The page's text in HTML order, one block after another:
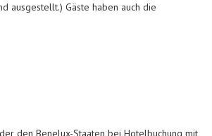
ausgestellt.) Gäste haben auch die
den Benelux-Staaten bei Hotelbuchung mit